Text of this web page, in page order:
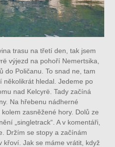
trasu na třetí den, tak jsem
výjezd na pohoří Nemertsika,
do Poličanu. To snad ne, tam
několikrát hledal. Jedeme po
nad Kelcyrë. Tady začíná
Na hřebenu nádherné
zasněžené hory. Dolů ze
„singletrack“. A v komentáři,
Držím se stopy a začínám
křoví. Jak se máme vrátit, když